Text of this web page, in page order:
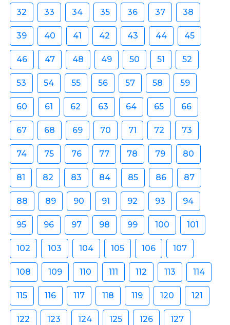
32 33 34 35 36 37 38
39 40 41 42 43 44 45
46 47 48 49 50 51 52
53 54 55 56 57 58 59
60 61 62 63 64 65 66
67 68 69 70 71 72 73
74 75 76 77 78 79 80
81 82 83 84 85 86 87
88 89 90 91 92 93 94
95 96 97 98 99 100 101
102 103 104 105 106 107
108 109 110 111 112 113 114
115 116 117 118 119 120 121
122 123 124 125 126 127